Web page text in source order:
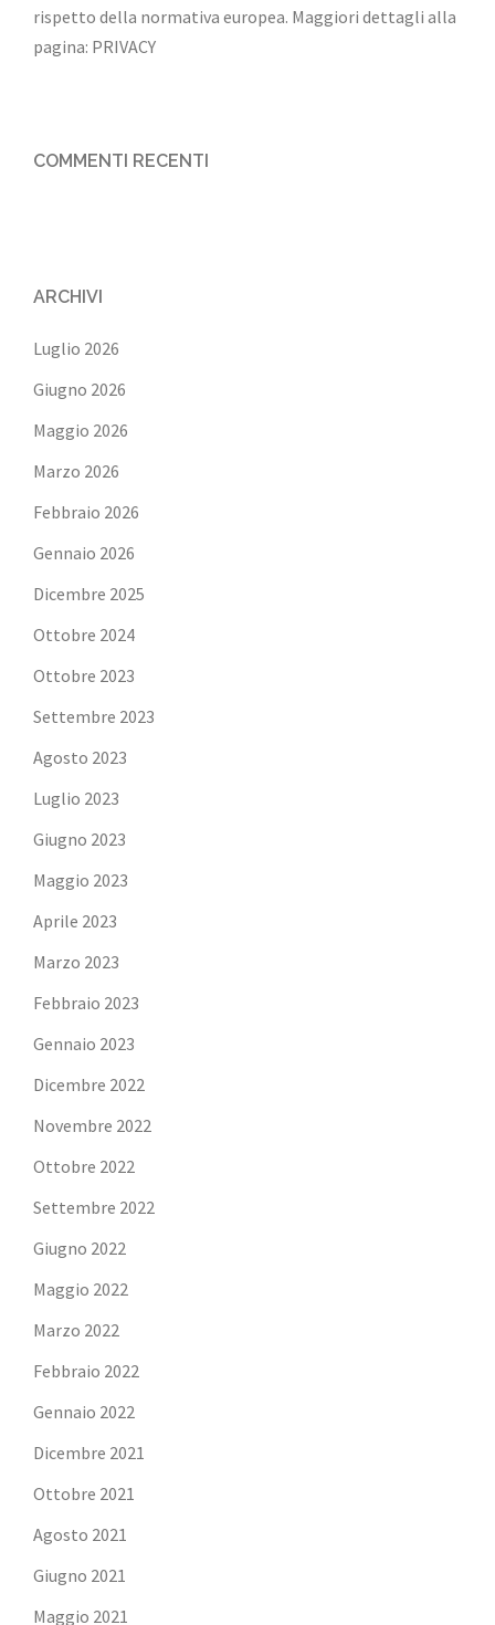
rispetto della normativa europea. Maggiori dettagli alla
pagina: PRIVACY
COMMENTI RECENTI
ARCHIVI
Luglio 2026
Giugno 2026
Maggio 2026
Marzo 2026
Febbraio 2026
Gennaio 2026
Dicembre 2025
Ottobre 2024
Ottobre 2023
Settembre 2023
Agosto 2023
Luglio 2023
Giugno 2023
Maggio 2023
Aprile 2023
Marzo 2023
Febbraio 2023
Gennaio 2023
Dicembre 2022
Novembre 2022
Ottobre 2022
Settembre 2022
Giugno 2022
Maggio 2022
Marzo 2022
Febbraio 2022
Gennaio 2022
Dicembre 2021
Ottobre 2021
Agosto 2021
Giugno 2021
Maggio 2021